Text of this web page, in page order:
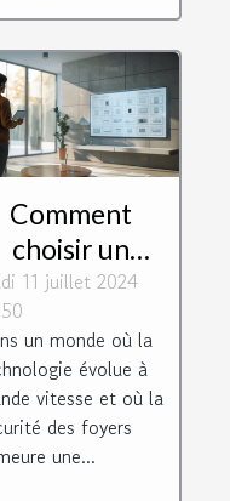
Comment
choisir un
système
d'alarme
de
vie privée
11 juillet 2024
un monde où la
évolue à
vitesse et où la
des foyers
une...